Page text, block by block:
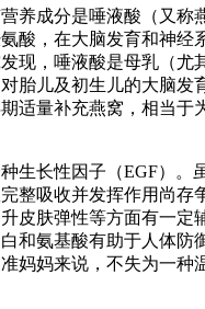
养成分是唾液酸（又称
酸，在大脑发育和神经
现，唾液酸是母乳（尤
胎儿及初生儿的大脑发
适量补充燕窝，相当于
生长性因子（EGF）。
整吸收并发挥作用尚存
皮肤弹性等方面有一定
和氨基酸有助于人体防
妈妈来说，不失为一种